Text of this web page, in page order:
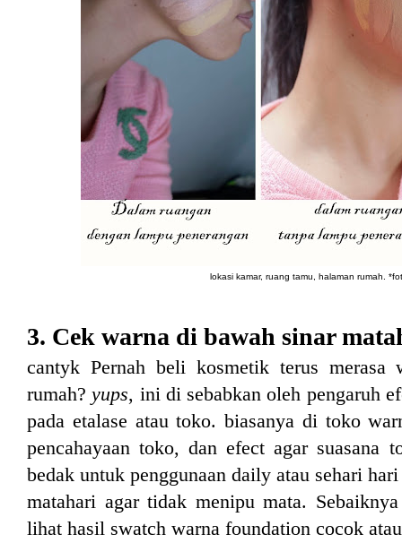
lokasi kamar, ruang tamu, halaman rumah.
3. Cek warna di bawah sinar
cantyk Pernah beli kosmetik terus
rumah?yups, ini di sebabkan oleh pengaruh
pada etalase atau toko. biasanya di toko
pencahayaan toko, dan efect agar suasana
bedak untuk penggunaan daily atau sehari
matahari agar tidak menipu mata.
lihat hasil swatch warna foundation cocok